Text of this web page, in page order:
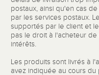
postaux, ainsi qu'en cas
par les services postaux.
supportés par le client et
pas le droit à l'acheteur
intérêts.
Les produits sont livrés à
avez indiquée au cours